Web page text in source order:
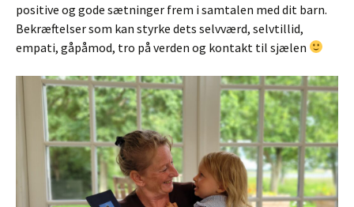
positive og gode sætninger frem i samtalen med dit barn.
Bekræftelser som kan styrke dets selvværd, selvtillid,
empati, gåpåmod, tro på verden og kontakt til sjælen